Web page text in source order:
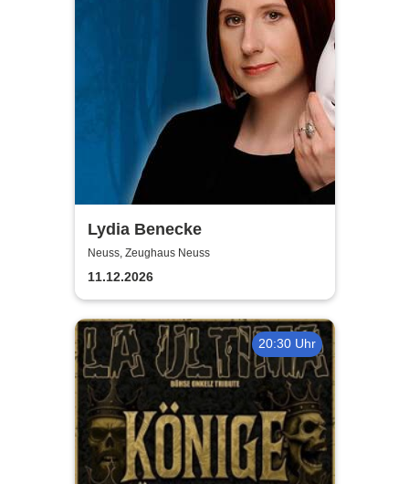
Lydia Benecke
Neuss, Zeughaus Neuss
11.12.2026
20:30 Uhr